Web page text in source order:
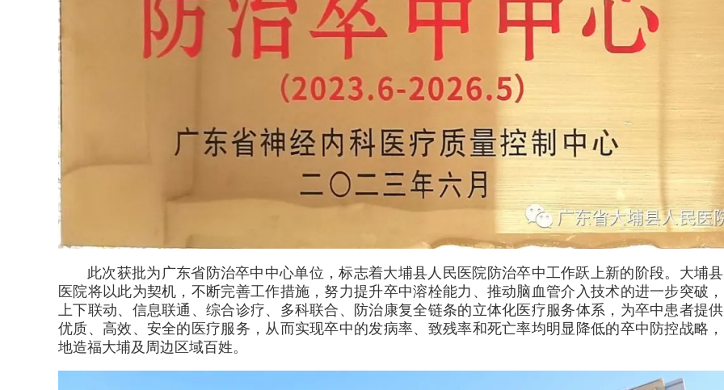
此次获批为广东省防治卒中中心单位，标志着大埔县人民医院防治卒中工作跃上新的阶段。大埔
医院将以此为契机，不断完善工作措施，努力提升卒中溶栓能力、推动脑血管介入技术的进一步突破
上下联动、信息联通、综合诊疗、多科联合、防治康复全链条的立体化医疗服务体系，为卒中患者提
优质、高效、安全的医疗服务，从而实现卒中的发病率、致残率和死亡率均明显降低的卒中防控战略
地造福大埔及周边区域百姓。